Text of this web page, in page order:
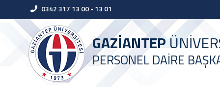
0342 317 13 00 - 13 01
GAZİANTEP
PERSONEL DAİRE